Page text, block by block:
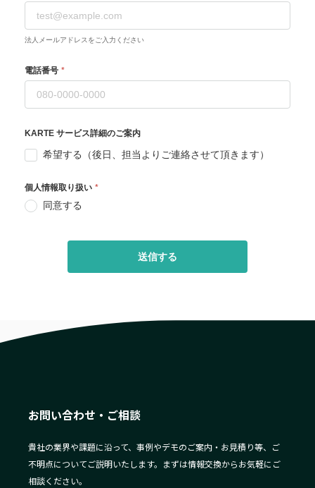
お問い合わせ・ご相談
貴社の業界や課題に沿って、事例やデモのご案内・お見積り等、ご
不明点についてご説明いたします。まずは情報交換からお気軽にご
相談ください。